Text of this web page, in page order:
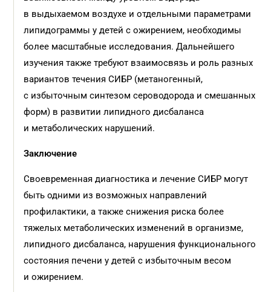
в выдыхаемом воздухе и отдельными параметрами
липидограммы у детей с ожирением, необходимы
более масштабные исследования. Дальнейшего
изучения также требуют взаимосвязь и роль разных
вариантов течения СИБР (метаногенный,
с избыточным синтезом сероводорода и смешанных
форм) в развитии липидного дисбаланса
и метаболических нарушений.
Заключение
Своевременная диагностика и лечение СИБР могут
быть одними из возможных направлений
профилактики, а также снижения риска более
тяжелых метаболических изменений в организме,
липидного дисбаланса, нарушения функционального
состояния печени у детей с избыточным весом
и ожирением.